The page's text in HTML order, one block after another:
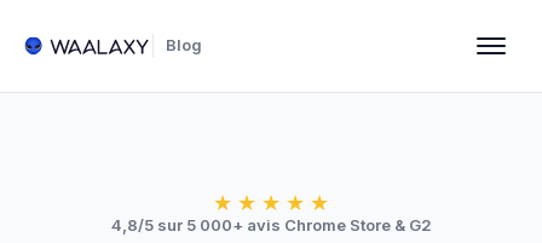
Blog
★ ★ ★ ★ ★
4,8/5 sur 5 000+ avis Chrome Store & G2